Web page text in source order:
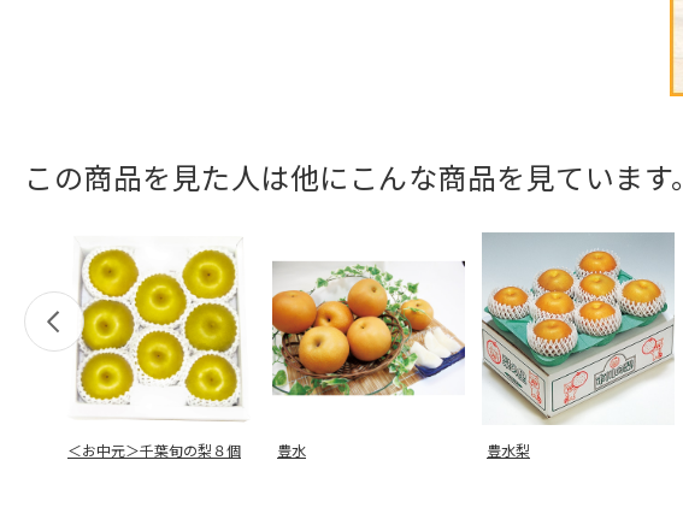
この商品を見た人は他にこんな商品を見ています。
＜お中元＞千葉旬の梨８個 豊水 豊水梨